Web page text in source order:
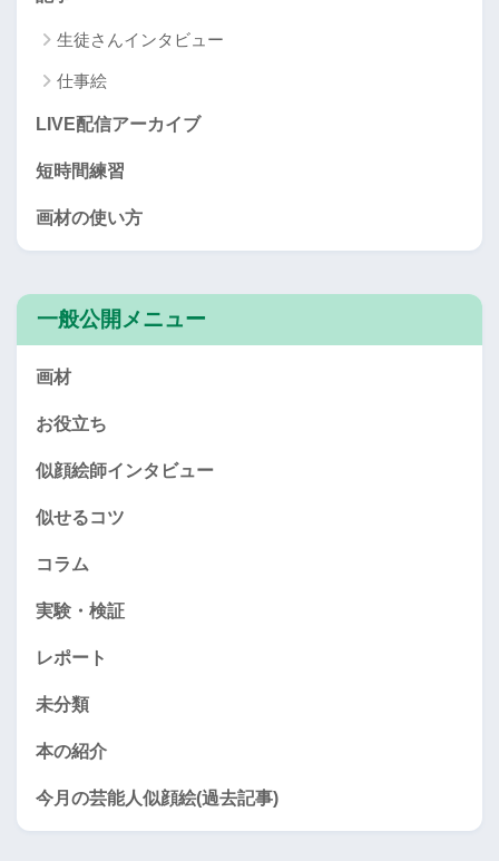
生徒さんインタビュー
仕事絵
LIVE配信アーカイブ
短時間練習
画材の使い方
一般公開メニュー
画材
お役立ち
似顔絵師インタビュー
似せるコツ
コラム
実験・検証
レポート
未分類
本の紹介
今月の芸能人似顔絵(過去記事)